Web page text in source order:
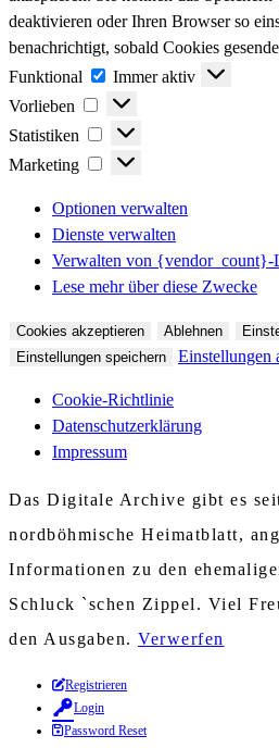
deaktivieren oder Ihren Browser so
benachrichtigt, sobald Cookies
Funktional
Funktional
Immer aktiv
Vorlieben
Vorlieben
Statistiken
Statistiken
Marketing
Marketing
Optionen verwalten
Dienste verwalten
Verwalten von {vendor_count}-
Lese mehr über diese Zwecke
Cookies akzeptieren Ablehnen
Einstellungen speichern
Einstellungen
Cookie-Richtlinie
Datenschutzerklärung
Impressum
Das Digitale Archive gibt es
nordböhmische Heimatblatt,
Informationen zu den
Schluck `schen Zippel. Viel
den Ausgaben. Verwerfen
Zum
Inhalt
springen
Registrieren
Login
Password Reset